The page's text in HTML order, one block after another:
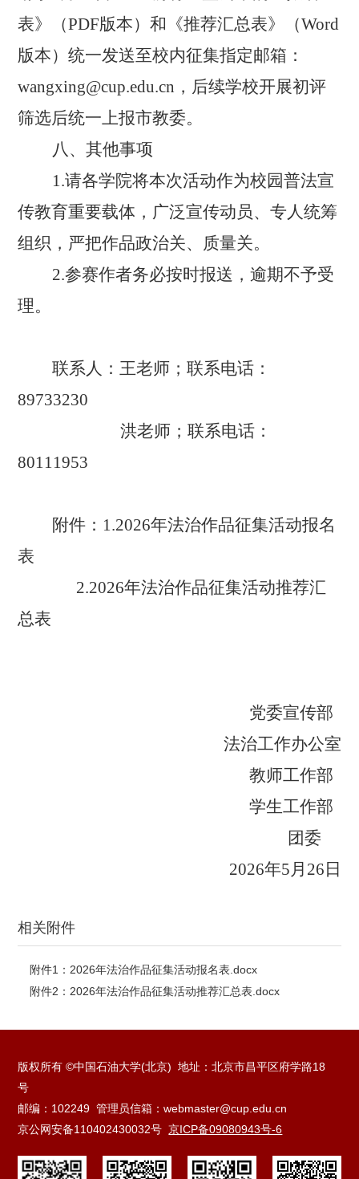
表》（PDF版本）和《推荐汇总表》（Word
版本）统一发送至校内征集指定邮箱：
wangxing@cup.edu.cn，后续学校开展初评
筛选后统一上报市教委。
八、其他事项
1.请各学院将本次活动作为校园普法宣
传教育重要载体，广泛宣传动员、专人统筹
组织，严把作品政治关、质量关。
2.参赛作者务必按时报送，逾期不予受
理。
联系人：王老师 ；联系电话：
89733230
洪老师；联系电话：
80111953
附件：1.2026年法治作品征集活动报名
表
2.2026年法治作品征集活动推荐汇
总表
党委宣传部
法治工作办公室
教师工作部
学生工作部
团委
2026年5月26日
相关附件
附件1：2026年法治作品征集活动报名表.docx
附件2：2026年法治作品征集活动推荐汇总表.docx
版权所有 ©中国石油大学(北京) 地址：北京市昌平区府学路18
号
邮编：102249 管理员信箱：webmaster@cup.edu.cn
京公网安备110402430032号京ICP备09080943号-6